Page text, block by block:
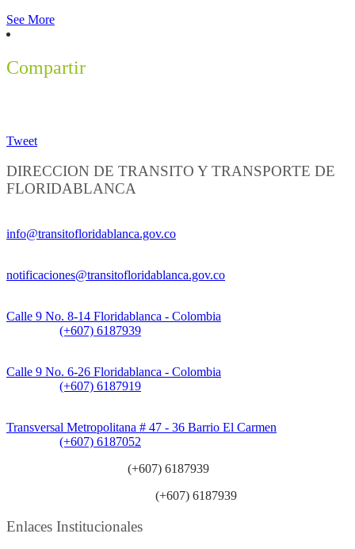
See More
Compartir
Tweet
DIRECCION DE TRANSITO Y TRANSPORTE DE
FLORIDABLANCA
info@transitofloridablanca.gov.co
notificaciones@transitofloridablanca.gov.co
Calle 9 No. 8-14 Floridablanca - Colombia
(+607) 6187939
Calle 9 No. 6-26 Floridablanca - Colombia
(+607) 6187919
Transversal Metropolitana # 47 - 36 Barrio El Carmen
(+607) 6187052
(+607) 6187939
(+607) 6187939
Enlaces Institucionales